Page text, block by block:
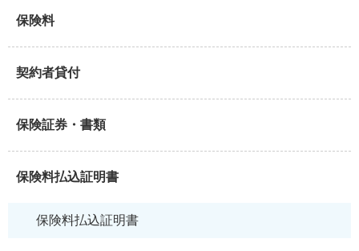
保険料
契約者貸付
保険証券・書類
保険料払込証明書
保険料払込証明書